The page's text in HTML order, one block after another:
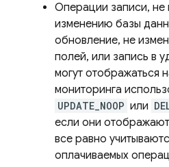
Операции записи,
изменению базы
обновление, не
полей, или запись в
могут отображаться
мониторинга
UPDATE_NOOP или
если они
все равно
оплачиваемых